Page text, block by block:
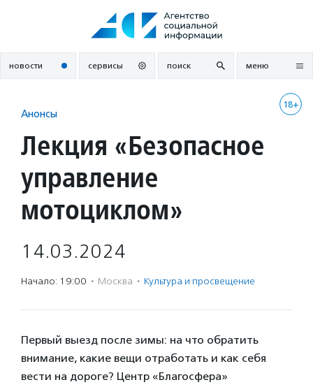
новости сервисы поиск меню
18+
Анонсы
Лекция «Безопасное
управление
мотоциклом»
14.03.2024
Начало: 19:00 · Москва · Культура и просвещение
Первый выезд после зимы: на что обратить
внимание, какие вещи отработать и как себя
вести на дороге? Центр «Благосфера»